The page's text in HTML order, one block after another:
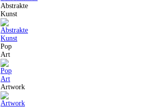
Abstrakte
Kunst
Pop
Art
Artwork